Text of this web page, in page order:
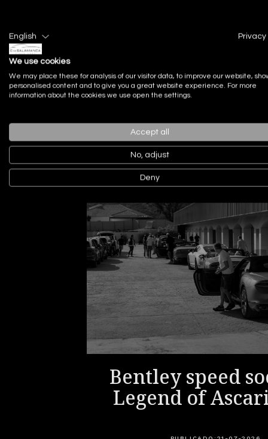
Actualidad
Noticias
Bentley speed
Legend of
English Privacy
We use cookies
We may place these for analysis of our visitor data, to improve our website,
personalised content and to give you a great website experience. For more
information about the cookies we use open the settings.
Accept all
No, adjust
Deny